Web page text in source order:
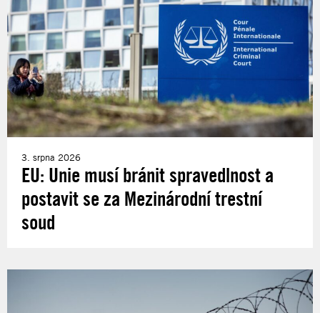
3. srpna 2026
EU: Unie musí bránit spravedlnost a
postavit se za Mezinárodní trestní
soud